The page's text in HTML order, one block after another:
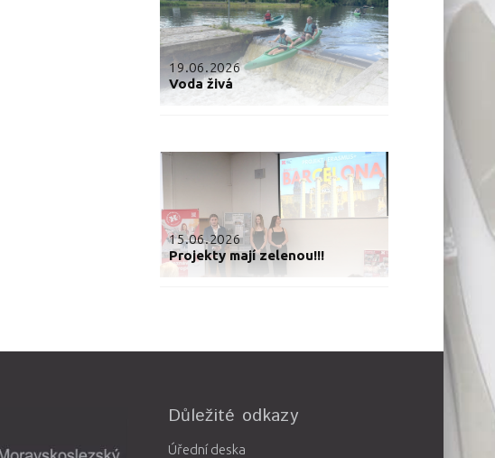
19.06.2026
Voda živá
15.06.2026
Projekty mají zelenou!!!
Důležité odkazy
Úřední deska